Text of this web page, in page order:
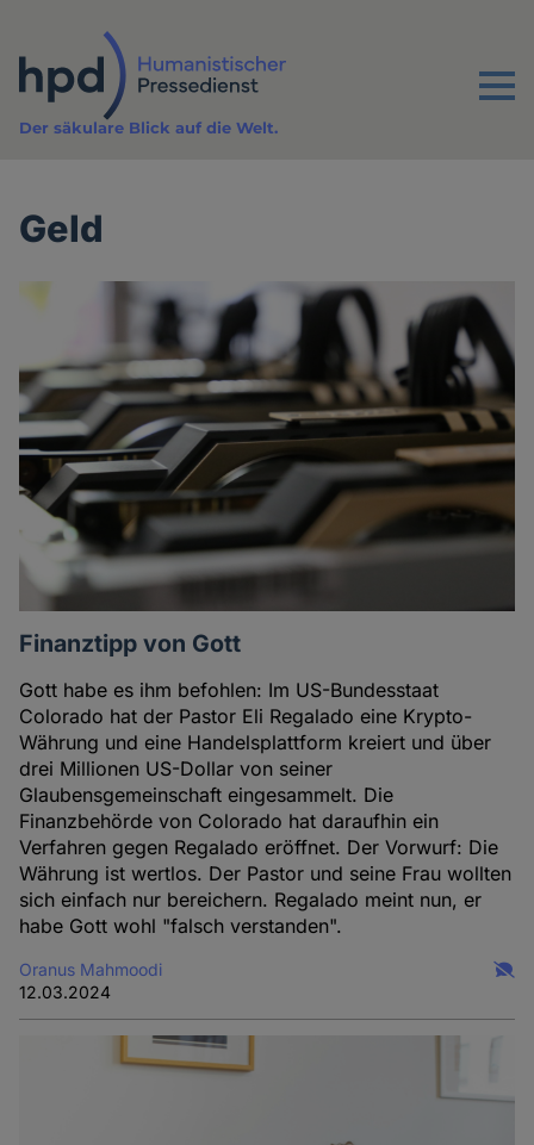
Inhalt
Menu
Der säkulare Blick auf die Welt.
Geld
Finanztipp von Gott
Gott habe es ihm befohlen: Im US-Bundesstaat
Colorado hat der Pastor Eli Regalado eine Krypto-
Währung und eine Handelsplattform kreiert und über
drei Millionen US-Dollar von seiner
Glaubensgemeinschaft eingesammelt. Die
Finanzbehörde von Colorado hat daraufhin ein
Verfahren gegen Regalado eröffnet. Der Vorwurf: Die
Währung ist wertlos. Der Pastor und seine Frau wollten
sich einfach nur bereichern. Regalado meint nun, er
habe Gott wohl "falsch verstanden".
Oranus Mahmoodi
12.03.2024